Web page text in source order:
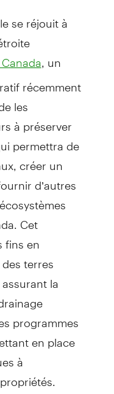
se réjouit à
Canada , un
récemment
les
à préserver
permettra de
créer un
d’autres
Cet
fins en
terres
la
programmes
en place
à